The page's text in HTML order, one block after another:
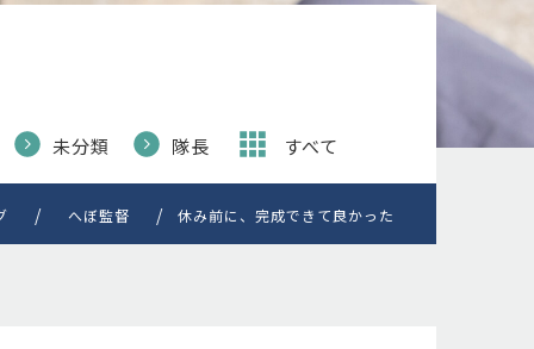
未分類 隊長 すべて
へぼ監督 休み前に、完成できて良かった